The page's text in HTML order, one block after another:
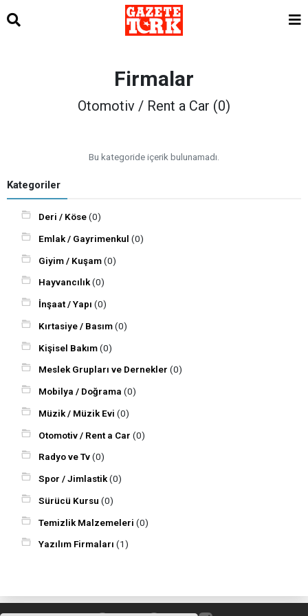
Firmalar
Otomotiv / Rent a Car (0)
Bu kategoride içerik bulunamadı.
Kategoriler
Deri / Köse(0)
Emlak / Gayrimenkul(0)
Giyim / Kuşam(0)
Hayvancılık(0)
İnşaat / Yapı(0)
Kırtasiye / Basım(0)
Kişisel Bakım(0)
Meslek Grupları ve Dernekler(0)
Mobilya / Doğrama(0)
Müzik / Müzik Evi(0)
Otomotiv / Rent a Car(0)
Radyo ve Tv(0)
Spor / Jimlastik(0)
Sürücü Kursu(0)
Temizlik Malzemeleri(0)
Yazılım Firmaları(1)